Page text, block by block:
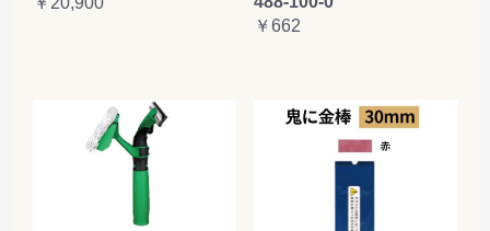
カートへ進む
￥662